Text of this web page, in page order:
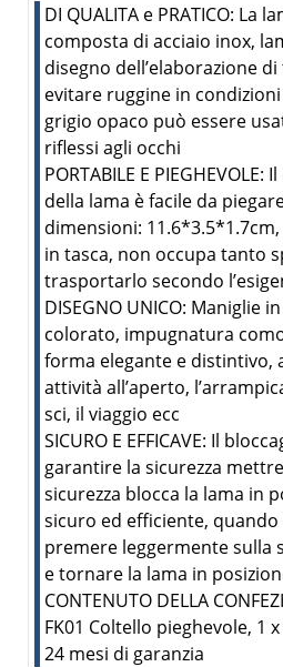
DI QUALITA e PRATICO: La
composta di acciaio inox,
disegno dell’elaborazione
evitare ruggine in
grigio opaco può essere
riflessi agli occhi
PORTABILE E
della lama è facile da
dimensioni:
in tasca, non occupa tanto
trasportarlo secondo
DISEGNO UNICO: Maniglie
colorato, impugnatura
forma elegante e distintivo,
attività all’aperto,
sci, il viaggio ecc
SICURO E EFFICAVE: Il
garantire la sicurezza
sicurezza blocca la lama in
sicuro ed efficiente,
premere leggermente sulla
e tornare la lama in
CONTENUTO DELLA
FK01 Coltello pieghevole, 1
24 mesi di garanzia